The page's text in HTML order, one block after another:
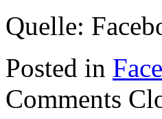
Quelle:
Posted in
Comments